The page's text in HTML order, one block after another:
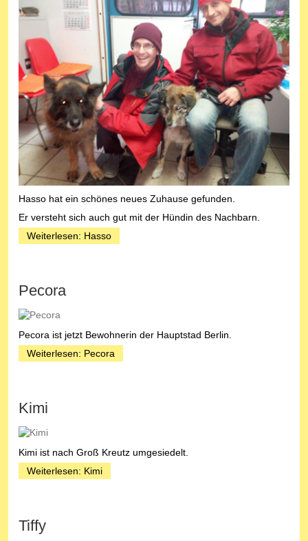
Hasso hat ein schönes neues Zuhause gefunden.
Er versteht sich auch gut mit der Hündin des Nachbarn.
Weiterlesen: Hasso
Pecora
Pecora ist jetzt Bewohnerin der Hauptstad Berlin.
Weiterlesen: Pecora
Kimi
Kimi ist nach Groß Kreutz umgesiedelt.
Weiterlesen: Kimi
Tiffy